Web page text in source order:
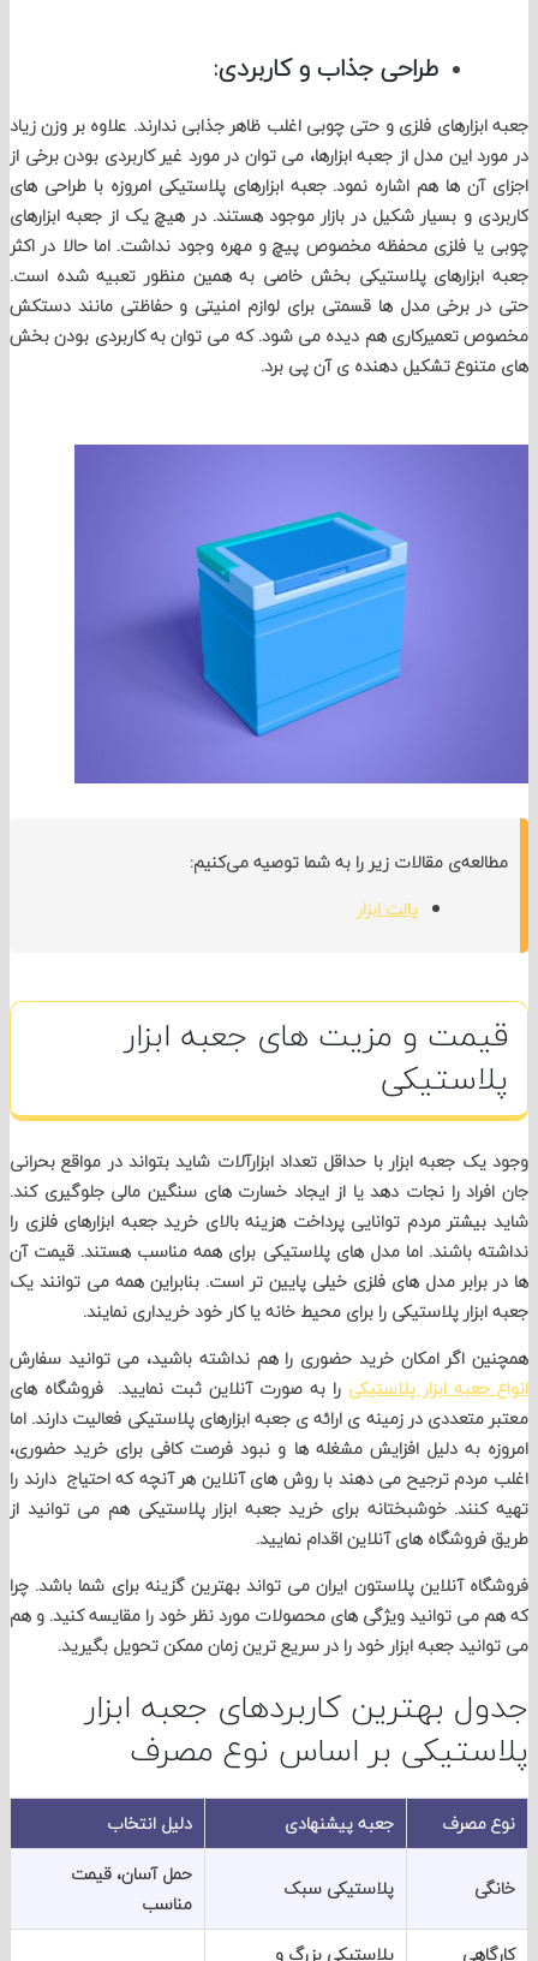
طراحی جذاب و کاربردی:
فلزی و حتی چوبی اغلب ظاهر جذابی ندارند. علاوه بر وزن زیاد
این مدل از جعبه ابزارها، می توان در مورد غیر کاربردی بودن برخی از
ها هم اشاره نمود. جعبه ابزارهای پلاستیکی امروزه با طراحی های
و بسیار شکیل در بازار موجود هستند. در هیچ یک از جعبه ابزارهای
فلزی محفظه مخصوص پیچ و مهره وجود نداشت. اما حالا در اکثر
پلاستیکی بخش خاصی به همین منظور تعبیه شده است.
برخی مدل ها قسمتی برای لوازم امنیتی و حفاظتی مانند دستکش
تعمیرکاری هم دیده می شود. که می توان به کاربردی بودن بخش
تشکیل دهنده ی آن پی برد.
مقالات زیر را به شما توصیه می‌کنیم:
پالت ابزار
و مزیت های جعبه ابزار
جعبه ابزار با حداقل تعداد ابزارآلات شاید بتواند در مواقع بحرانی
را نجات دهد یا از ایجاد خسارت های سنگین مالی جلوگیری کند.
مردم توانایی پرداخت هزینه بالای خرید جعبه ابزارهای فلزی را
باشند. اما مدل های پلاستیکی برای همه مناسب هستند. قیمت آن
مدل های فلزی خیلی پایین تر است. بنابراین همه می توانند یک
پلاستیکی را برای محیط خانه یا کار خود خریداری نمایند.
اگر امکان خرید حضوری را هم نداشته باشید، می توانید سفارش
ابزار پلاستیکیرا به صورت آنلاین ثبت نمایید. فروشگاه های
در زمینه ی ارائه ی جعبه ابزارهای پلاستیکی فعالیت دارند. اما
به دلیل افزایش مشغله ها و نبود فرصت کافی برای خرید حضوری،
ترجیح می دهند با روش های آنلاین هر آنچه که احتیاج دارند را
خوشبختانه برای خرید جعبه ابزار پلاستیکی هم می توانید از
های آنلاین اقدام نمایید.
آنلاین پلاستون ایران می تواند بهترین گزینه برای شما باشد. چرا
توانید ویژگی های محصولات مورد نظر خود را مقایسه کنید. و هم
جعبه ابزار خود را در سریع ترین زمان ممکن تحویل بگیرید.
بهترین کاربردهایجعبه ابزار
بر اساس نوع مصرف
جعبه پیشنهادی دلیل انتخاب
پلاستیکی سبک
حمل آسان، قیمت
پلاستیکی بزرگ و